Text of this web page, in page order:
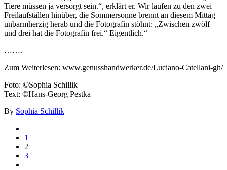
Tiere müssen ja versorgt sein.“, erklärt er. Wir laufen zu den zwei
Freilaufställen hinüber, die Sommersonne brennt an diesem Mittag
unbarmherzig herab und die Fotografin stöhnt: „Zwischen zwölf
und drei hat die Fotografin frei.“ Eigentlich.“
…….
Zum Weiterlesen: www.genusshandwerker.de/Luciano-Catellani-gh/
Foto: ©Sophia Schillik
Text: ©Hans-Georg Pestka
By Sophia Schillik
1
2
3